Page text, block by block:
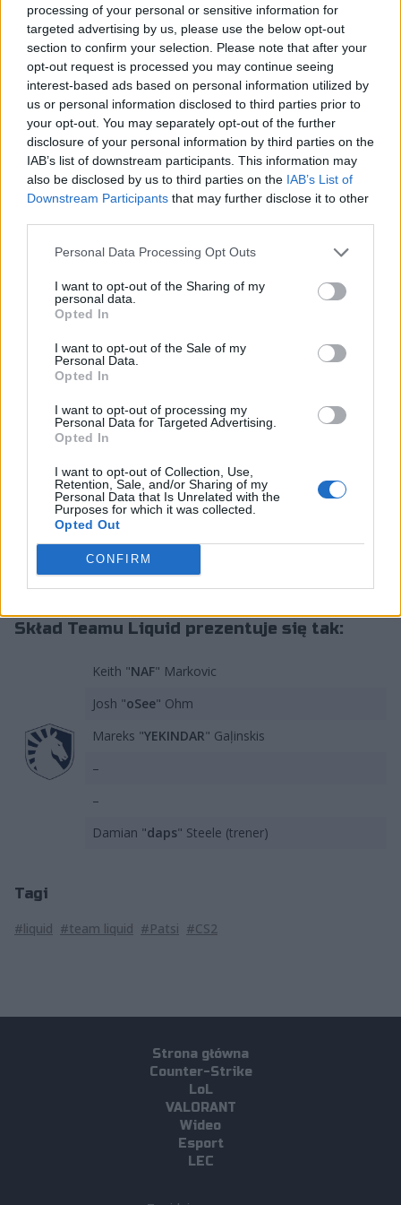
processing of your personal or sensitive information for
targeted advertising by us, please use the below opt-out
section to confirm your selection. Please note that after your
opt-out request is processed you may continue seeing
interest-based ads based on personal information utilized by
us or personal information disclosed to third parties prior to
your opt-out. You may separately opt-out of the further
disclosure of your personal information by third parties on the
IAB’s list of downstream participants. This information may
also be disclosed by us to third parties on the IAB’s List of
Downstream Participants that may further disclose it to other
Personal Data Processing Opt Outs
I want to opt-out of the Sharing of my
personal data.
Opted In
I want to opt-out of the Sale of my
Personal Data.
Opted In
I want to opt-out of processing my
Personal Data for Targeted Advertising.
Opted In
I want to opt-out of Collection, Use,
Retention, Sale, and/or Sharing of my
Personal Data that Is Unrelated with the
Purposes for which it was collected.
Opted Out
CONFIRM
nową przygodę. Dziękuję Liquid za wszystko– przyznał
Rosjanin wmediach społecznościowych. 20-latek to
jeden z talentów, które wyszły spod ręki Teamu Spirit.
Przebijał się on przez kolejne szczeble akademii, aż na
początku 2022 roku stał się pełnoprawnym członkiem
głównego zespołu. Z tym następnie dotarł do czołowej
czwórki PGL Major Antwerp 2022 i najlepszej ósemki
Intel Extreme Masters Rio Major 2022. Nic więc
dziwnego, że zainteresowanie jego usługami wyraziło
Liquid i w czerwcu dopięło transfer. Niemniej tam Patsi
zdecydowanie zawodziła na turniejach tier 1.
Już wcześniej głową za rozczarowujące wyniki
zapłacił Aleks "Rainwaker" Petrov. Przypomnijmy, że
rezerwowych. Kolejnym do odstrzału ma być natomiast
Josh "oSee" Ohm, którego silnie
ma szykować naprawdę ciekawe transfery. I to aż
cztery! W zespole mieliby znaleźć się m.in. niechciany w
Van Dulken. Ten drugi był już graczem TL w latach
2017-2021. Skład uzupełniłoby natomiast brazylijskie
duo w osobach Felipe "skullza" Medeirosa, który
niedawno opuścił paiN Gaming, oraz Wiltona "zewsa"
Prado. Ostatni z wymienionych zastąpiłby Damiana
"dapsa" Steele'a na stanowisku trenera.
Skład Teamu Liquid prezentuje się tak:
Keith "NAF" Markovic
Josh "oSee" Ohm
Mareks "YEKINDAR" Gaļinskis
–
–
Damian "daps" Steele (trener)
Tagi
#liquid #team liquid #Patsi #CS2
Strona główna
Counter-Strike
LoL
VALORANT
Wideo
Esport
LEC